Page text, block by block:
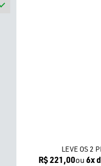
LEVE OS 2
R$ 221,00 6x